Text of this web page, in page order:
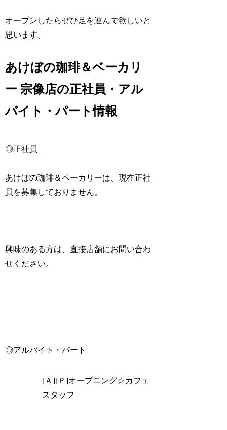
オープンしたらぜひ足を運んで欲しいと
思います。
あけぼの珈琲＆ベーカリ
ー 宗像店の正社員・アル
バイト・パート情報
◎正社員
あけぼの珈琲＆ベーカリーは、現在正社
員を募集しておりません。
興味のある方は、直接店舗にお問い合わ
せください。
◎アルバイト・パート
[Ａ][Ｐ]オープニング☆カフェ
スタッフ